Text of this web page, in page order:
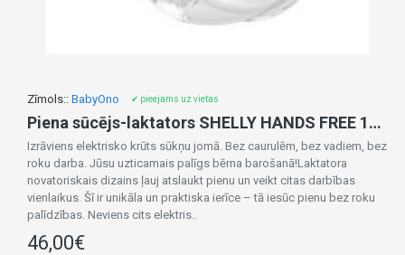
Zīmols:: BabyOno ✔ pieejams uz vietas
Piena sūcējs-laktators SHELLY HANDS FREE 1000
Izrāviens elektrisko krūts sūkņu jomā. Bez caurulēm, bez vadiem, bez
roku darba. Jūsu uzticamais palīgs bērna barošanā!Laktatora
novatoriskais dizains ļauj atslaukt pienu un veikt citas darbības
vienlaikus. Šī ir unikāla un praktiska ierīce – tā iesūc pienu bez roku
palīdzības. Neviens cits elektris..
46,00€